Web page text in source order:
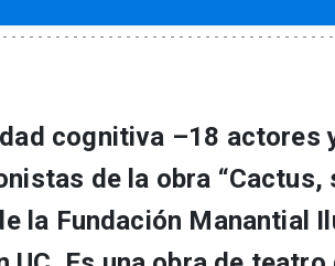
cognitiva –18 actores
de la obra “Cactus,
la Fundación Manantial